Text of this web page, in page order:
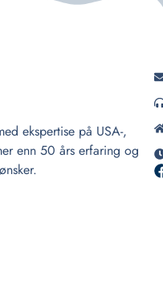
ekspertise på USA-,
enn 50 års erfaring og